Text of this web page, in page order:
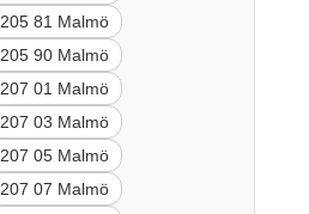
205 81 Malmö
205 90 Malmö
207 01 Malmö
207 03 Malmö
207 05 Malmö
207 07 Malmö